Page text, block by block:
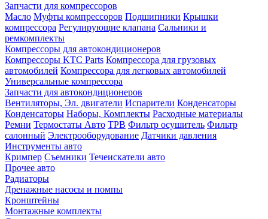
Запчасти для компрессоров
Масло Муфты компрессоров Подшипники Крышки
компрессора Регулирующие клапана Сальники и
ремкомплекты
Компрессоры для автокондиционеров
Компрессоры KTC Parts Компрессора для грузовых
автомобилей Компрессора для легковых автомобилей
Универсальные компрессора
Запчасти для автокондиционеров
Вентиляторы, Эл. двигатели Испарители Конденсаторы
Конденсаторы Наборы, Комплекты Расходные материалы
Ремни Термостаты Авто ТРВ Фильтр осушитель Фильтр
салонный Электрооборудование Датчики давления
Инструменты авто
Кримпер Съемники Течеискатели авто
Прочее авто
Радиаторы
Дренажные насосы и помпы
Кронштейны
Монтажные комплекты